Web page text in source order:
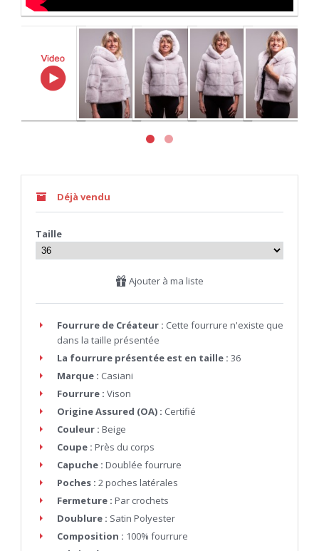
Déjà vendu
Taille
Ajouter à ma liste
Fourrure de Créateur : Cette fourrure n'existe que
dans la taille présentée
La fourrure présentée est en taille : 36
Marque : Casiani
Fourrure : Vison
Origine Assured (OA) : Certifié
Couleur : Beige
Coupe : Près du corps
Capuche : Doublée fourrure
Poches : 2 poches latérales
Fermeture : Par crochets
Doublure : Satin Polyester
Composition : 100% fourrure